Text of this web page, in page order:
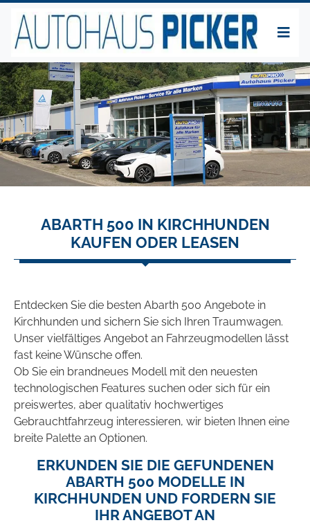
ABARTH 500 IN KIRCHHUNDEN
KAUFEN ODER LEASEN
Entdecken Sie die besten Abarth 500 Angebote in
Kirchhunden und sichern Sie sich Ihren Traumwagen.
Unser vielfältiges Angebot an Fahrzeugmodellen lässt
fast keine Wünsche offen.
Ob Sie ein brandneues Modell mit den neuesten
technologischen Features suchen oder sich für ein
preiswertes, aber qualitativ hochwertiges
Gebrauchtfahrzeug interessieren, wir bieten Ihnen eine
breite Palette an Optionen.
ERKUNDEN SIE DIE GEFUNDENEN
ABARTH 500 MODELLE IN
KIRCHHUNDEN UND FORDERN SIE
IHR ANGEBOT AN